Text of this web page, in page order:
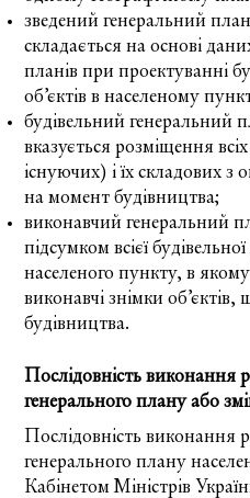
зведений генеральний
складається на основі
планів при проектуванні
об’єктів в населеному
будівельний генеральний
вказується розміщення
існуючих) і їх складових з
на момент будівництва;
виконавчий генеральний
підсумком всієї
населеного пункту, в
виконавчі знімки
будівництва.
Послідовність виконання
генерального плану або
Послідовність виконання
генерального плану
Кабінетом Міністрів